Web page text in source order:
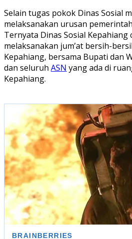
Selain tugas pokok Dinas Sosial
melaksanakan urusan
Ternyata Dinas Sosial Kepahiang
melaksanakan jum’at bersih-
Kepahiang, bersama Bupati dan
dan seluruh ASN yang ada di
Kepahiang.